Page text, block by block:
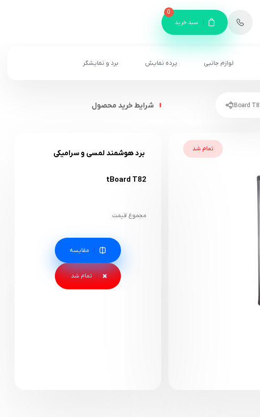
8
سبد خرید
0
لوازم جانبی پرده نمایش برد و نمایشگر
تمام شد
شرایط خرید محصول
برد هوشمند لمسی و سرامیکی
tBoard T82
مجموع قیمت
مقایسه